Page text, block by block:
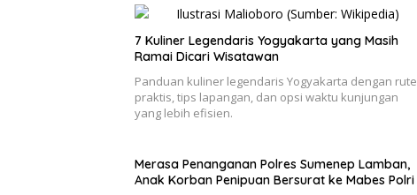
7 Kuliner Legendaris Yogyakarta yang Masih
Ramai Dicari Wisatawan
Panduan kuliner legendaris Yogyakarta dengan rute
praktis, tips lapangan, dan opsi waktu kunjungan
yang lebih efisien.
Merasa Penanganan Polres Sumenep Lamban,
Anak Korban Penipuan Bersurat ke Mabes Polri